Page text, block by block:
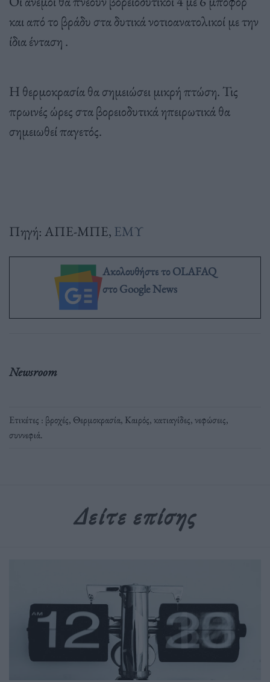
και από το βράδυ στα δυτικά νοτιοανατολικοί με την
ίδια ένταση .
Η θερμοκρασία θα σημειώσει μικρή πτώση. Τις
πρωινές ώρες στα βορειοδυτικά ηπειρωτικά θα
σημειωθεί παγετός.
Πηγή: ΑΠΕ-ΜΠΕ, ΕΜΥ
Ακολουθήστε το OLAFAQ
στο Google News
Newsroom
Ετικέτες : βροχές, Θερμοκρασία, Καιρός,κατιαγίδες,νεφώσεις,
συννεφιά.
Δείτε επίσης